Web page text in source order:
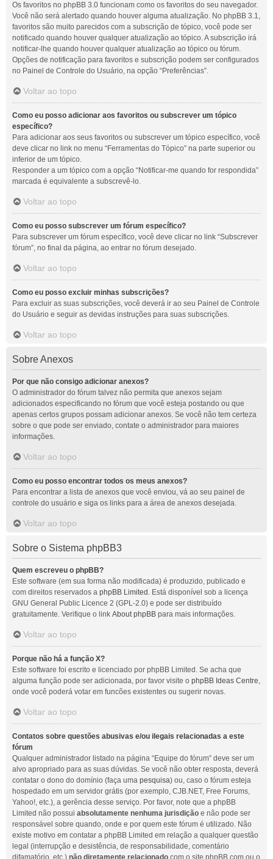
Os favoritos no phpBB 3.0 funcionam como os favoritos do seu navegador.
Você não será alertado quando houver alguma atualização. No phpBB 3.1,
favoritos são muito parecidos com a subscrição de tópico, você pode ser
notificado quando houver qualquer atualização ao tópico. A subscrição irá
notificar-lhe quando houver qualquer atualização ao tópico ou fórum.
Opções de notificação para favoritos e subscrição podem ser configurados
no Painel de Controle do Usuário, na opção “Preferências”.
Voltar ao topo
Como eu posso adicionar aos favoritos ou subscrever um tópico
específico?
Para adicionar aos seus favoritos ou subscrever um tópico específico, você
deve clicar no link no menu “Ferramentas do Tópico” na parte superior ou
inferior de um tópico.
Responder a um tópico com a opção “Notificar-me quando for respondida”
marcada é equivalente a subscrevê-lo.
Voltar ao topo
Como eu posso subscrever um fórum específico?
Para subscrever um fórum específico, você deve clicar no link “Subscrever
fórum”, no final da página, ao entrar no fórum desejado.
Voltar ao topo
Como eu posso excluir minhas subscrições?
Para excluir as suas subscrições, você deverá ir ao seu Painel de Controle
do Usuário e seguir as devidas instruções para suas subscrições.
Voltar ao topo
Sobre Anexos
Por que não consigo adicionar anexos?
O administrador do fórum talvez não permita que anexos sejam
adicionados especificando no fórum que você esteja postando ou que
apenas certos grupos possam adicionar anexos. Se você não tem certeza
sobre o que pode ser enviado, contate o administrador para maiores
informações.
Voltar ao topo
Como eu posso encontrar todos os meus anexos?
Para encontrar a lista de anexos que você enviou, vá ao seu painel de
controle do usuário e siga os links para a área de anexos desejada.
Voltar ao topo
Sobre o Sistema phpBB3
Quem escreveu o phpBB?
Este software (em sua forma não modificada) é produzido, publicado e
com direitos reservados a phpBB Limited . Está disponível sob a licença
GNU General Public Licence 2 (GPL-2.0) e pode ser distribuído
gratuitamente. Verifique o link About phpBB para mais informações.
Voltar ao topo
Porque não há a função X?
Este software foi escrito e licenciado por phpBB Limited. Se acha que
alguma função pode ser adicionada, por favor visite o phpBB Ideas Centre,
onde você poderá votar em funcões existentes ou sugerir novas.
Voltar ao topo
Contatos sobre questões abusivas e/ou ilegais relacionadas a este
fórum
Qualquer administrador listado na página “Equipe do fórum” deve ser um
alvo apropriado para as suas dúvidas. Se você não obter resposta, deverá
contatar o dono do domínio (faça uma pesquisa) ou, caso o fórum esteja
hospedado em um servidor grátis (por exemplo, CJB.NET, Free Forums,
Yahoo!, etc.), a gerência desse serviço. Por favor, note que a phpBB
Limited não possui absolutamente nenhuma jurisdição e não pode ser
responsável sobre quando, onde e por quem este fórum é utilizado. Não
existe motivo em contatar a phpBB Limited em relação a qualquer questão
legal (interrupção e desistência, de responsabilidade, comentário
difamatório, etc.) não diretamente relacionado com o site phpBB.com ou o